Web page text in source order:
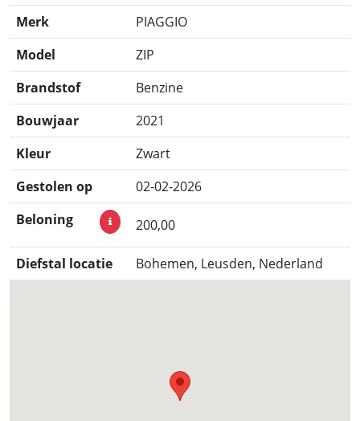
Merk
PIAGGIO
Model
ZIP
Brandstof
Benzine
Bouwjaar
2021
Kleur
Zwart
Gestolen op
02-02-2026
Beloning
200,00
Diefstal locatie Bohemen, Leusden, Nederland